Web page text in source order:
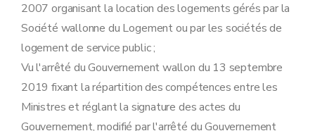
2007 organisant la location des logements gérés par la
Société wallonne du Logement ou par les sociétés de
logement de service public ;
Vu l'arrêté du Gouvernement wallon du 13 septembre
2019 fixant la répartition des compétences entre les
Ministres et réglant la signature des actes du
Gouvernement, modifié par l'arrêté du Gouvernement